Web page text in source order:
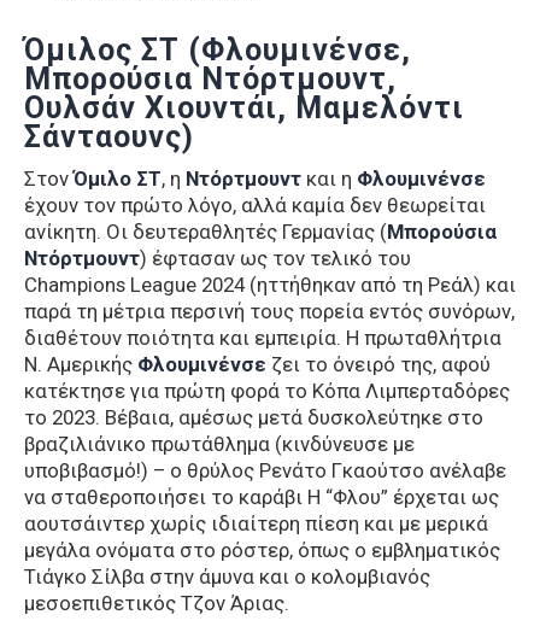
Όμιλος ΣΤ (Φλουμινένσε,
Μπορούσια Ντόρτμουντ,
Ουλσάν Χιουντάι, Μαμελόντι
Σάνταουνς)
ΣτονΌμιλο ΣΤ, η Ντόρτμουντ και η Φλουμινένσε
έχουν τον πρώτο λόγο, αλλά καμία δεν θεωρείται
ανίκητη. Οι δευτεραθλητές Γερμανίας (Μπορούσια
Ντόρτμουντ) έφτασαν ως τον τελικό του
Champions League 2024 (ηττήθηκαν από τη Ρεάλ) και
παρά τη μέτρια περσινή τους πορεία εντός συνόρων,
διαθέτουν ποιότητα και εμπειρία. Η πρωταθλήτρια
Ν. Αμερικής Φλουμινένσε ζει το όνειρό της, αφού
κατέκτησε για πρώτη φορά το Κόπα Λιμπερταδόρες
το 2023. Βέβαια, αμέσως μετά δυσκολεύτηκε στο
βραζιλιάνικο πρωτάθλημα (κινδύνευσε με
υποβιβασμό!) – ο θρύλος Ρενάτο Γκαούτσο ανέλαβε
να σταθεροποιήσει το καράβι Η “Φλου” έρχεται ως
αουτσάιντερ χωρίς ιδιαίτερη πίεση και με μερικά
μεγάλα ονόματα στο ρόστερ, όπως ο εμβληματικός
Τιάγκο Σίλβα στην άμυνα και ο κολομβιανός
μεσοεπιθετικός Τζον Άριας.